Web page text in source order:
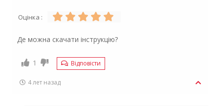
Оцінка :
Де можна скачати інструкцію?
1 Відповісти
4 лет назад